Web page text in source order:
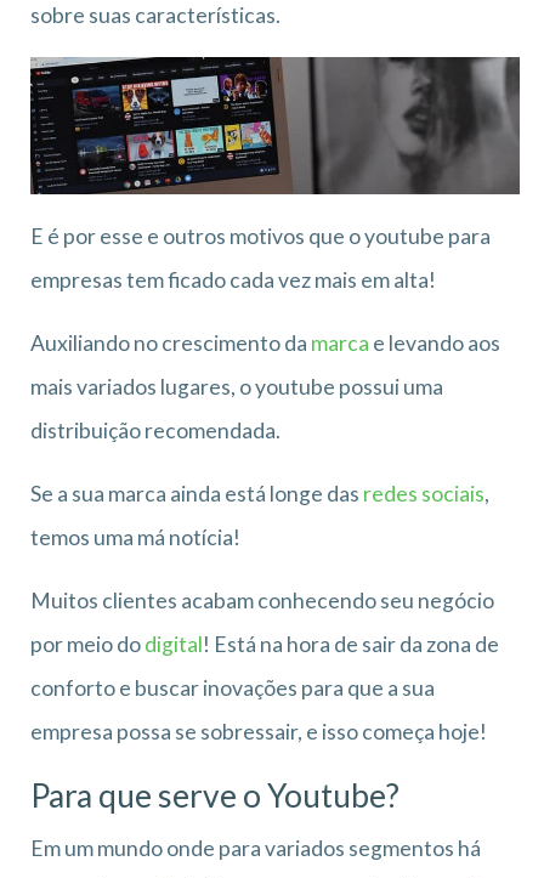
sobre suas características.
E é por esse e outros motivos que o youtube para
empresas tem ficado cada vez mais em alta!
Auxiliando no crescimento da marca e levando aos
mais variados lugares, o youtube possui uma
distribuição recomendada.
Se a sua marca ainda está longe das redes sociais,
temos uma má notícia!
Muitos clientes acabam conhecendo seu negócio
por meio dodigital! Está na hora de sair da zona de
conforto e buscar inovações para que a sua
empresa possa se sobressair, e isso começa hoje!
Para que serve o Youtube?
Em um mundo onde para variados segmentos há